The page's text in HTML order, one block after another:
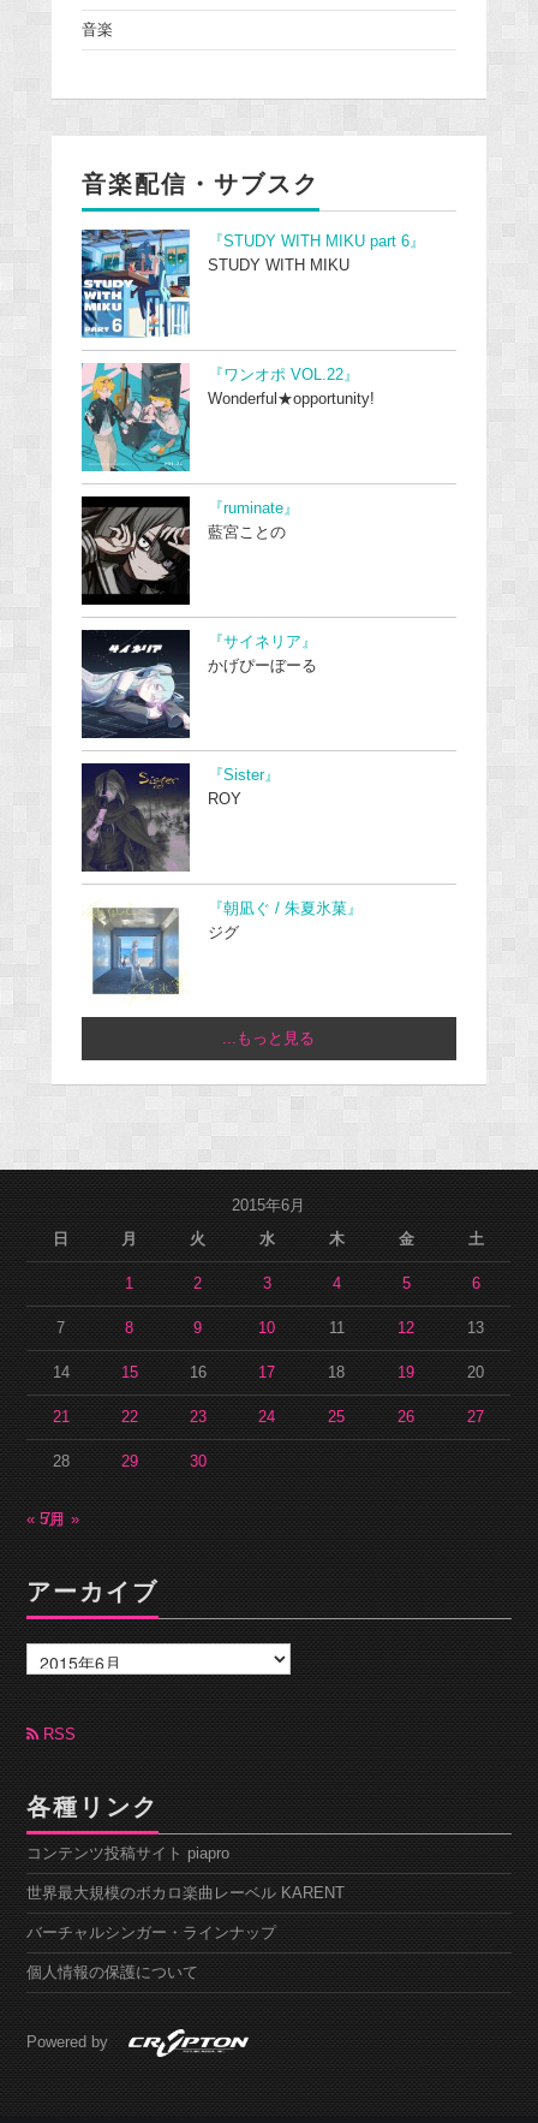
音楽
音楽配信・サブスク
『STUDY WITH MIKU part 6』
STUDY WITH MIKU
『ワンオポ VOL.22』
Wonderful★opportunity!
『ruminate』
藍宮ことの
『サイネリア』
かげぴーぼーる
『Sister』
ROY
『朝凪ぐ / 朱夏氷菓』
ジグ
...もっと見る
2015年6月
日
月 火 水 木 金 土
1 2 3 4 5 6
7 8 9 10 11 12 13
14 15 16 17 18 19 20
21 22 23 24 25 26 27
28 29 30
« 5月7月 »
アーカイブ
ー
カ
ブ RSS
各種リンク
コンテンツ投稿サイト piapro
世界最大規模のボカロ楽曲レーベル KARENT
バーチャルシンガー・ラインナップ
個人情報の保護について
Powered by